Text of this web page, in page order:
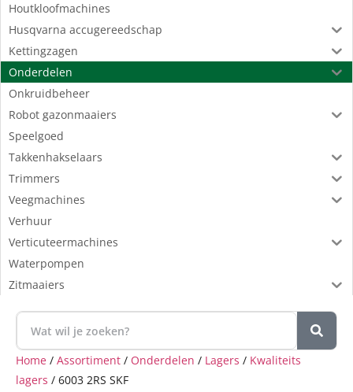
Houtkloofmachines
Husqvarna accugereedschap
Kettingzagen
Onderdelen
Onkruidbeheer
Robot gazonmaaiers
Speelgoed
Takkenhakselaars
Trimmers
Veegmachines
Verhuur
Verticuteermachines
Waterpompen
Zitmaaiers
Home / Assortiment / Onderdelen / Lagers / Kwaliteits
lagers / 6003 2RS SKF